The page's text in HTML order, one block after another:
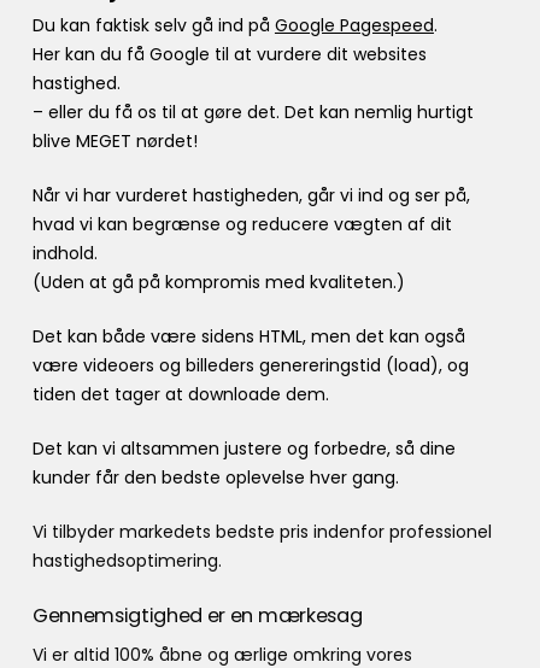
Du kan faktisk selv gå ind på Google Pagespeed.
Her kan du få Google til at vurdere dit websites
hastighed.
– eller du få os til at gøre det. Det kan nemlig hurtigt
blive MEGET nørdet!
Når vi har vurderet hastigheden, går vi ind og ser på,
hvad vi kan begrænse og reducere vægten af dit
indhold.
(Uden at gå på kompromis med kvaliteten.)
Det kan både være sidens HTML, men det kan også
være videoers og billeders genereringstid (load), og
tiden det tager at downloade dem.
Det kan vi altsammen justere og forbedre, så dine
kunder får den bedste oplevelse hver gang.
Vi tilbyder markedets bedste pris indenfor professionel
hastighedsoptimering.
Gennemsigtighed er en mærkesag
Vi er altid 100% åbne og ærlige omkring vores